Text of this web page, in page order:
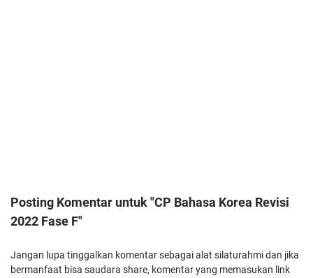
Posting Komentar untuk "CP Bahasa Korea Revisi
2022 Fase F"
Jangan lupa tinggalkan komentar sebagai alat silaturahmi dan jika
bermanfaat bisa saudara share, komentar yang memasukan link